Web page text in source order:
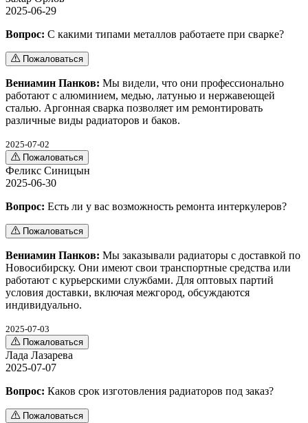
2025-06-29
Вопрос: С какими типами металлов работаете при сварке?
Пожаловаться
Вениамин Панков: Мы видели, что они профессионально
работают с алюминием, медью, латунью и нержавеющей
сталью. Аргонная сварка позволяет им ремонтировать
различные виды радиаторов и баков.
2025-07-02
Пожаловаться
Феликс Синицын
2025-06-30
Вопрос: Есть ли у вас возможность ремонта интеркулеров?
Пожаловаться
Вениамин Панков: Мы заказывали радиаторы с доставкой по
Новосибирску. Они имеют свои транспортные средства или
работают с курьерскими службами. Для оптовых партий
условия доставки, включая межгород, обсуждаются
индивидуально.
2025-07-03
Пожаловаться
Лада Лазарева
2025-07-07
Вопрос: Каков срок изготовления радиаторов под заказ?
Пожаловаться